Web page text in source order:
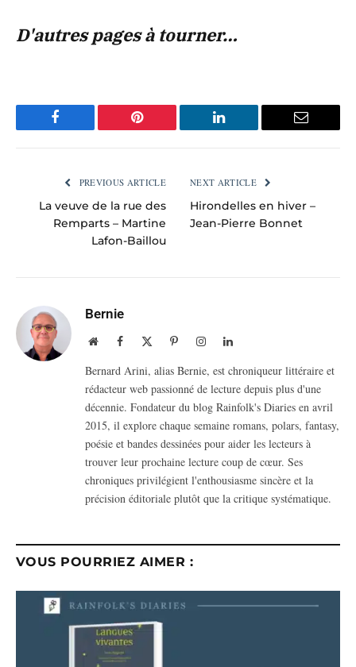
D'autres pages à tourner…
Facebook Pinterest LinkedIn Email
PREVIOUS ARTICLE
La veuve de la rue des
Remparts – Martine
Lafon-Baillou
NEXT ARTICLE
Hirondelles en hiver –
Jean-Pierre Bonnet
Bernie
WebsiteFacebook PinterestInstagramLinkedIn
Bernard Arini, alias Bernie, est chroniqueur littéraire et
rédacteur web passionné de lecture depuis plus d'une
décennie. Fondateur du blog Rainfolk's Diaries en avril
2015, il explore chaque semaine romans, polars, fantasy,
poésie et bandes dessinées pour aider les lecteurs à
trouver leur prochaine lecture coup de cœur. Ses
chroniques privilégient l'enthousiasme sincère et la
précision éditoriale plutôt que la critique systématique.
VOUS POURRIEZ AIMER :